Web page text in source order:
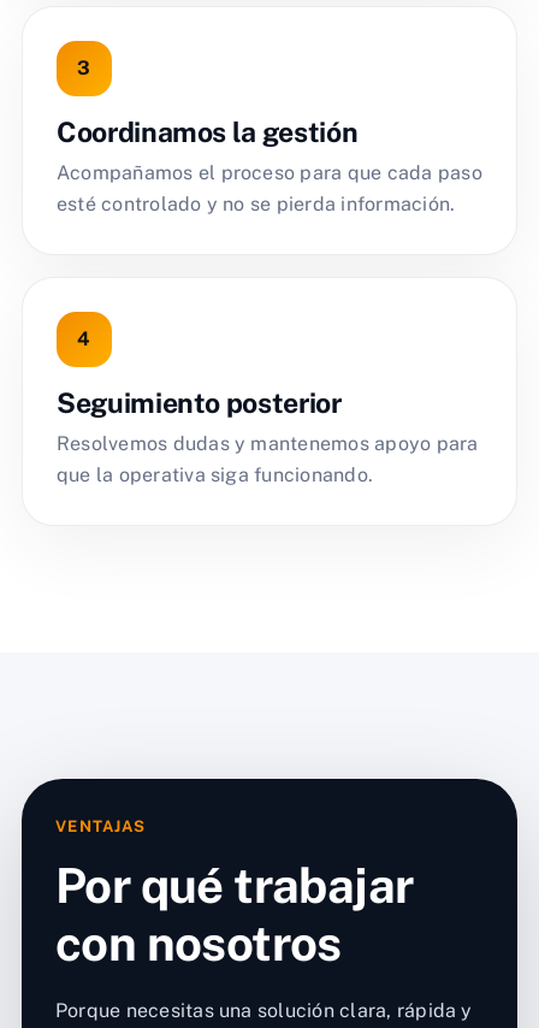
Coordinamos la gestión
Acompañamos el proceso para que cada paso
esté controlado y no se pierda información.
Seguimiento posterior
Resolvemos dudas y mantenemos apoyo para
que la operativa siga funcionando.
VENTAJAS
Por qué trabajar
con nosotros
Porque necesitas una solución clara, rápida y